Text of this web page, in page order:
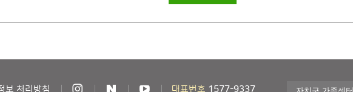
보 처리방침 대표번호 1577-9337